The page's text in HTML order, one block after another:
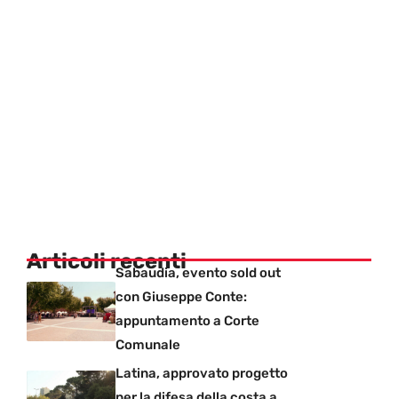
Articoli recentiSabaudia, evento sold out
con Giuseppe Conte:
appuntamento a Corte
Comunale
Latina, approvato progetto